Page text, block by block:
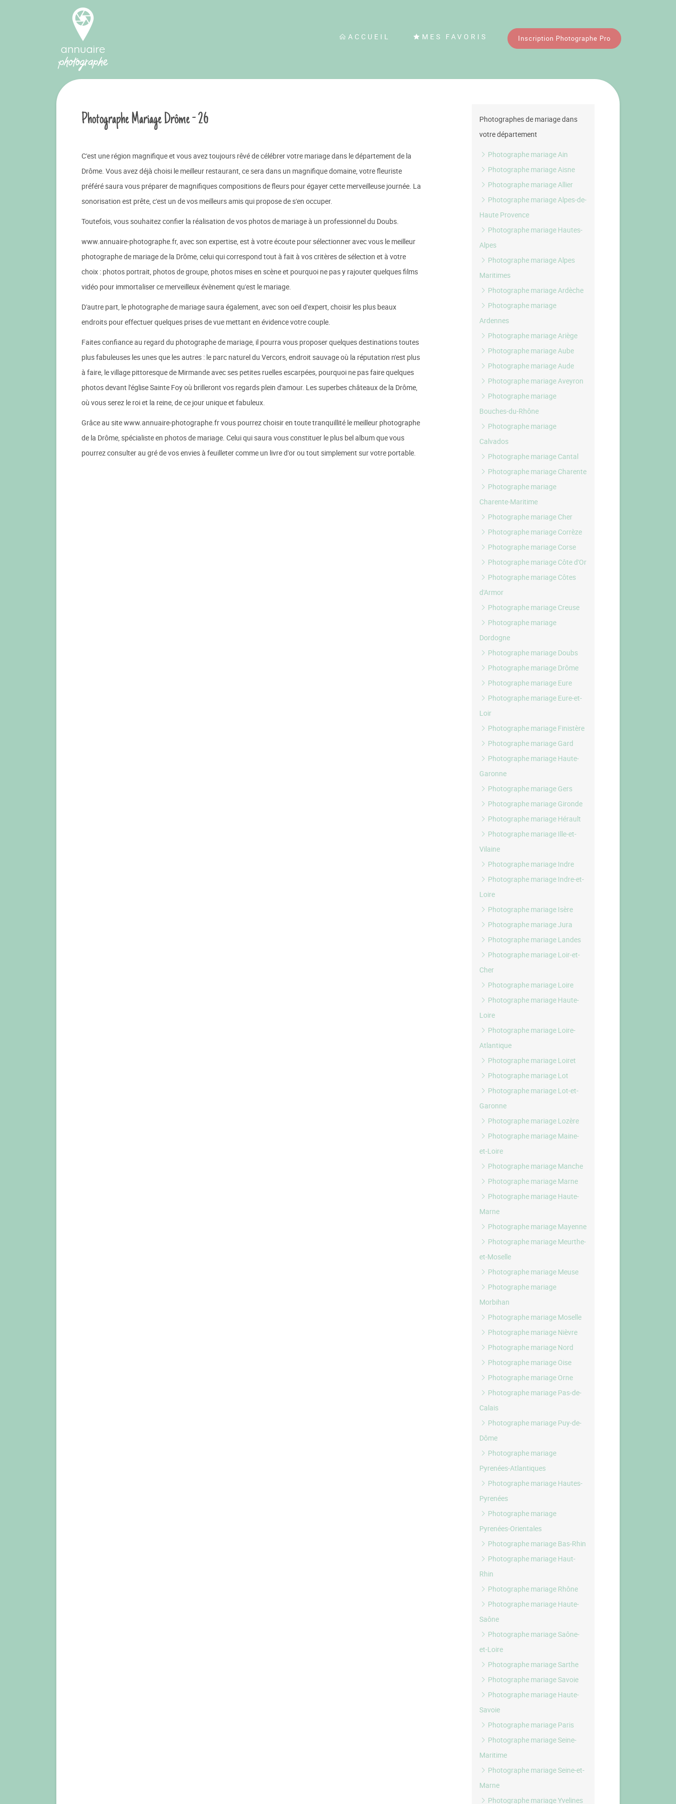
ACCUEIL MES FAVORIS Inscription Photographe Pro
Photographe Mariage Drôme - 26
C'est une région magnifique et vous avez toujours rêvé de célébrer votre mariage dans le département de la
Drôme. Vous avez déjà choisi le meilleur restaurant, ce sera dans un magnifique domaine, votre fleuriste
préféré saura vous préparer de magnifiques compositions de fleurs pour égayer cette merveilleuse journée. La
sonorisation est prête, c'est un de vos meilleurs amis qui propose de s'en occuper.
Toutefois, vous souhaitez confier la réalisation de vos photos de mariage à un professionnel du Doubs.
www.annuaire-photographe.fr, avec son expertise, est à votre écoute pour sélectionner avec vous le meilleur
photographe de mariage de la Drôme, celui qui correspond tout à fait à vos critères de sélection et à votre
choix : photos portrait, photos de groupe, photos mises en scène et pourquoi ne pas y rajouter quelques films
vidéo pour immortaliser ce merveilleux évènement qu'est le mariage.
D'autre part, le photographe de mariage saura également, avec son oeil d'expert, choisir les plus beaux
endroits pour effectuer quelques prises de vue mettant en évidence votre couple.
Faites confiance au regard du photographe de mariage, il pourra vous proposer quelques destinations toutes
plus fabuleuses les unes que les autres : le parc naturel du Vercors, endroit sauvage où la réputation n'est plus
à faire, le village pittoresque de Mirmande avec ses petites ruelles escarpées, pourquoi ne pas faire quelques
photos devant l'église Sainte Foy où brilleront vos regards plein d'amour. Les superbes châteaux de la Drôme,
où vous serez le roi et la reine, de ce jour unique et fabuleux.
Grâce au site www.annuaire-photographe.fr vous pourrez choisir en toute tranquillité le meilleur photographe
de la Drôme, spécialiste en photos de mariage. Celui qui saura vous constituer le plus bel album que vous
pourrez consulter au gré de vos envies à feuilleter comme un livre d'or ou tout simplement sur votre portable.
Photographes de mariage dans
votre département
Photographe mariage Ain
Photographe mariage Aisne
Photographe mariage Allier
Photographe mariage Alpes-de-
Haute Provence
Photographe mariage Hautes-
Alpes
Photographe mariage Alpes
Maritimes
Photographe mariage Ardèche
Photographe mariage
Ardennes
Photographe mariage Ariège
Photographe mariage Aube
Photographe mariage Aude
Photographe mariage Aveyron
Photographe mariage
Bouches-du-Rhône
Photographe mariage
Calvados
Photographe mariage Cantal
Photographe mariage Charente
Photographe mariage
Charente-Maritime
Photographe mariage Cher
Photographe mariage Corrèze
Photographe mariage Corse
Photographe mariage Côte d'Or
Photographe mariage Côtes
d'Armor
Photographe mariage Creuse
Photographe mariage
Dordogne
Photographe mariage Doubs
Photographe mariage Drôme
Photographe mariage Eure
Photographe mariage Eure-et-
Loir
Photographe mariage Finistère
Photographe mariage Gard
Photographe mariage Haute-
Garonne
Photographe mariage Gers
Photographe mariage Gironde
Photographe mariage Hérault
Photographe mariage Ille-et-
Vilaine
Photographe mariage Indre
Photographe mariage Indre-et-
Loire
Photographe mariage Isère
Photographe mariage Jura
Photographe mariage Landes
Photographe mariage Loir-et-
Cher
Photographe mariage Loire
Photographe mariage Haute-
Loire
Photographe mariage Loire-
Atlantique
Photographe mariage Loiret
Photographe mariage Lot
Photographe mariage Lot-et-
Garonne
Photographe mariage Lozère
Photographe mariage Maine-
et-Loire
Photographe mariage Manche
Photographe mariage Marne
Photographe mariage Haute-
Marne
Photographe mariage Mayenne
Photographe mariage Meurthe-
et-Moselle
Photographe mariage Meuse
Photographe mariage
Morbihan
Photographe mariage Moselle
Photographe mariage Nièvre
Photographe mariage Nord
Photographe mariage Oise
Photographe mariage Orne
Photographe mariage Pas-de-
Calais
Photographe mariage Puy-de-
Dôme
Photographe mariage
Pyrenées-Atlantiques
Photographe mariage Hautes-
Pyrenées
Photographe mariage
Pyrenées-Orientales
Photographe mariage Bas-Rhin
Photographe mariage Haut-
Rhin
Photographe mariage Rhône
Photographe mariage Haute-
Saône
Photographe mariage Saône-
et-Loire
Photographe mariage Sarthe
Photographe mariage Savoie
Photographe mariage Haute-
Savoie
Photographe mariage Paris
Photographe mariage Seine-
Maritime
Photographe mariage Seine-et-
Marne
Photographe mariage Yvelines